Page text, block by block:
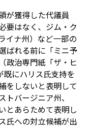
が獲得した代議員
要はなく、ジム・ク
イナ州）など一部の
ばれる前に「ミニ予
政治専門紙「ザ・ヒ
にハリス氏支持を
をしないと表明して
トバージニア州、
とあらためて表明し
氏への対立候補が出